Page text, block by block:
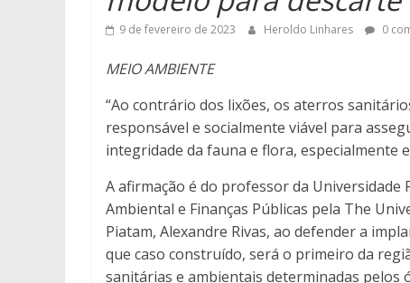
9 de fevereiro de 2023 Heroldo Linhares 0
MEIO AMBIENTE
“Ao contrário dos lixões, os aterros
responsável e socialmente viável para
integridade da fauna e flora, especialmente
A afirmação é do professor da Universidade
Ambiental e Finanças Públicas pela The
Piatam, Alexandre Rivas, ao defender a
que caso construído, será o primeiro da
sanitárias e ambientais determinadas pelos